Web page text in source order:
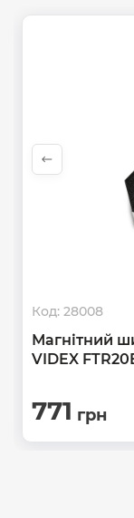
Весь процес
виконувати
світильник на
використанням
механічного
передбаченими
Цей виріб можна
сухому
Код: 28008
Магнітний
VIDEX
771 грн